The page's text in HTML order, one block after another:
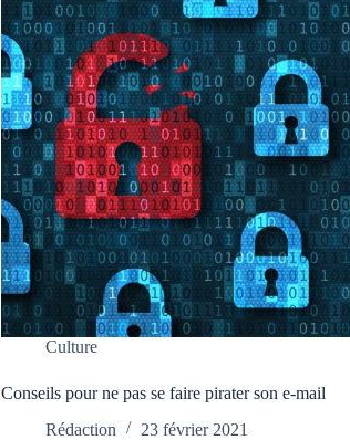
Culture
Conseils pour ne pas se faire pirater son e-mail
Rédaction
23 février 2021